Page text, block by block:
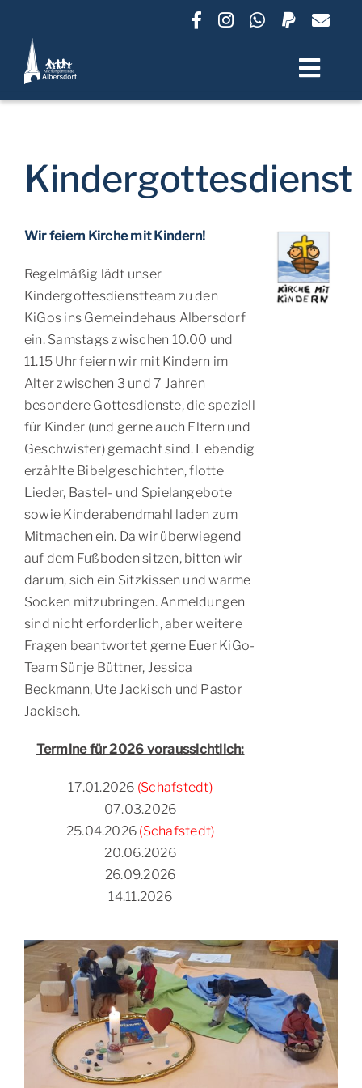
springen
Unsere Gemeinde
Lebensbegleitung
Gruppen und Angebote
Friedhof
Kontakt
Kindergottesdienst
Wir feiern Kirche mit Kindern!
Regelmäßig lädt unser
Kindergottesdienstteam zu den
KiGos ins Gemeindehaus Albersdorf
ein. Samstags zwischen 10.00 und
11.15 Uhr feiern wir mit Kindern im
Alter zwischen 3 und 7 Jahren
besondere Gottesdienste, die speziell
für Kinder (und gerne auch Eltern und
Geschwister) gemacht sind. Lebendig
erzählte Bibelgeschichten, flotte
Lieder, Bastel- und Spielangebote
sowie Kinderabendmahl laden zum
Mitmachen ein. Da wir überwiegend
auf dem Fußboden sitzen, bitten wir
darum, sich ein Sitzkissen und warme
Socken mitzubringen. Anmeldungen
sind nicht erforderlich, aber weitere
Fragen beantwortet gerne Euer KiGo-
Team Sünje Büttner, Jessica
Beckmann, Ute Jackisch und Pastor
Jackisch.
Termine für 2026 voraussichtlich:
17.01.2026 (Schafstedt)
07.03.2026
25.04.2026 (Schafstedt)
20.06.2026
26.09.2026
14.11.2026